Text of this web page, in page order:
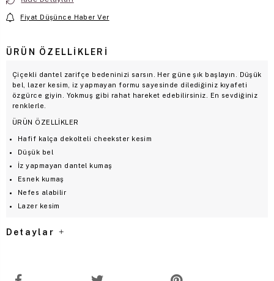
Fiyat Düşünce Haber Ver
ÜRÜN ÖZELLIKLERI
Çiçekli dantel zarifçe bedeninizi sarsın. Her güne şık başlayın. Düşük
bel, lazer kesim, iz yapmayan formu sayesinde dilediğiniz kıyafeti
özgürce giyin. Yokmuş gibi rahat hareket edebilirsiniz. En sevdiğiniz
renklerle.
ÜRÜN ÖZELLİKLER
Hafif kalça dekolteli cheekster kesim
Düşük bel
İz yapmayan dantel kumaş
Esnek kumaş
Nefes alabilir
Lazer kesim
Detaylar